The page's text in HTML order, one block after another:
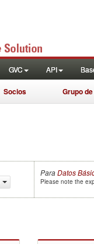
GVC API
Socios Grupo
ParaDatos
Please note the